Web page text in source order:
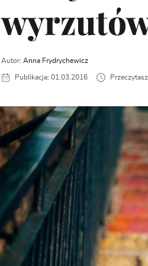
Autor: Anna Frydrychewicz
Publikacja: 01.03.2016